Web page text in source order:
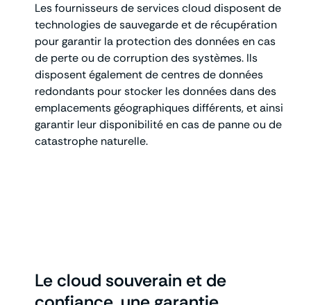
Les fournisseurs de services cloud disposent de
technologies de sauvegarde et de récupération
pour garantir la protection des données en cas
de perte ou de corruption des systèmes. Ils
disposent également de centres de données
redondants pour stocker les données dans des
emplacements géographiques différents, et ainsi
garantir leur disponibilité en cas de panne ou de
catastrophe naturelle.
Le cloud souverain et de